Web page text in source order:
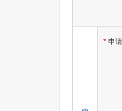
* 申